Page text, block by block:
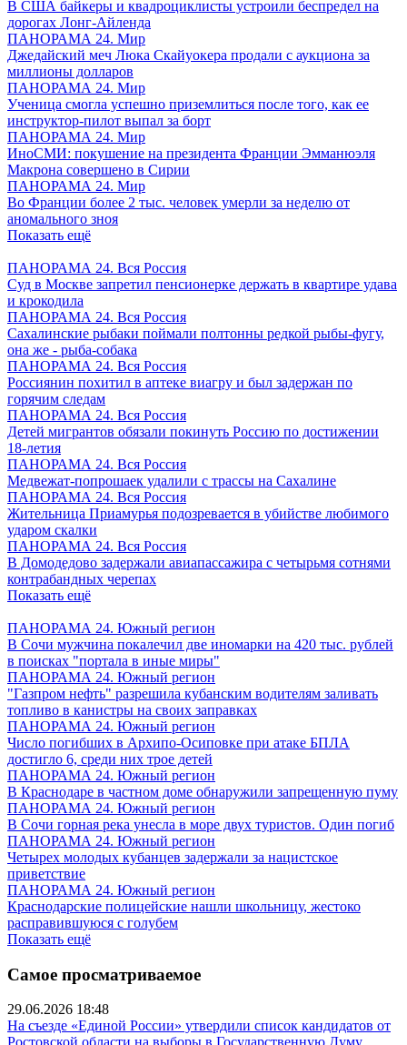
В США байкеры и квадроциклисты устроили беспредел на
дорогах Лонг-Айленда
ПАНОРАМА 24. Мир
Джедайский меч Люка Скайуокера продали с аукциона за
миллионы долларов
ПАНОРАМА 24. Мир
Ученица смогла успешно приземлиться после того, как ее
инструктор-пилот выпал за борт
ПАНОРАМА 24. Мир
ИноСМИ: покушение на президента Франции Эмманюэля
Макрона совершено в Сирии
ПАНОРАМА 24. Мир
Во Франции более 2 тыс. человек умерли за неделю от
аномального зноя
Показать ещё
ПАНОРАМА 24. Вся Россия
Суд в Москве запретил пенсионерке держать в квартире удава
и крокодила
ПАНОРАМА 24. Вся Россия
Сахалинские рыбаки поймали полтонны редкой рыбы-фугу,
она же - рыба-собака
ПАНОРАМА 24. Вся Россия
Россиянин похитил в аптеке виагру и был задержан по
горячим следам
ПАНОРАМА 24. Вся Россия
Детей мигрантов обязали покинуть Россию по достижении
18-летия
ПАНОРАМА 24. Вся Россия
Медвежат-попрошаек удалили с трассы на Сахалине
ПАНОРАМА 24. Вся Россия
Жительница Приамурья подозревается в убийстве любимого
ударом скалки
ПАНОРАМА 24. Вся Россия
В Домодедово задержали авиапассажира с четырьмя сотнями
контрабандных черепах
Показать ещё
ПАНОРАМА 24. Южный регион
В Сочи мужчина покалечил две иномарки на 420 тыс. рублей
в поисках "портала в иные миры"
ПАНОРАМА 24. Южный регион
"Газпром нефть" разрешила кубанским водителям заливать
топливо в канистры на своих заправках
ПАНОРАМА 24. Южный регион
Число погибших в Архипо-Осиповке при атаке БПЛА
достигло 6, среди них трое детей
ПАНОРАМА 24. Южный регион
В Краснодаре в частном доме обнаружили запрещенную пуму
ПАНОРАМА 24. Южный регион
В Сочи горная река унесла в море двух туристов. Один погиб
ПАНОРАМА 24. Южный регион
Четырех молодых кубанцев задержали за нацистское
приветствие
ПАНОРАМА 24. Южный регион
Краснодарские полицейские нашли школьницу, жестоко
расправившуюся с голубем
Показать ещё
Самое просматриваемое
29.06.2026 18:48
На съезде «Единой России» утвердили список кандидатов от